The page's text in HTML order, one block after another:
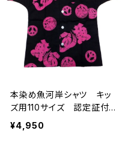
り 港町
本染め魚河岸シャツ キッ
ズ用110サイズ 認定証付
き 木綿晒 平和柄 黒×
ピンク 子供用 日本製
¥4,950